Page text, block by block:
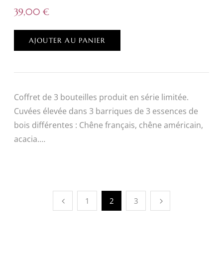
39,00 €
AJOUTER AU PANIER
Coffret de 3 bouteilles produit en série limitée.
Cuvées élevée dans 3 barriques de 3 essences de
bois différentes : Chêne français, chêne américain,
acacia.…
1 2 3